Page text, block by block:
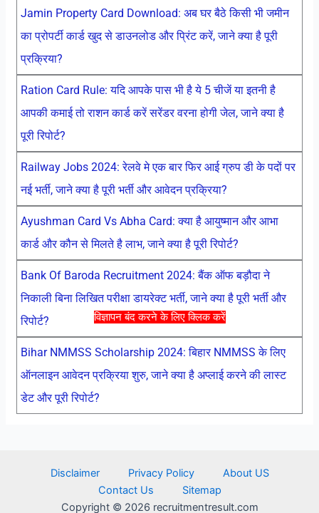
विज्ञापन बंद करने के लिए क्लिक करें
Jamin Property Card Download: अब घर बैठे किसी भी जमीन
का प्रोपर्टी कार्ड खुद से डाउनलोड और प्रिंट करें, जाने क्या है पूरी
प्रक्रिया?
Ration Card Rule: यदि आपके पास भी है ये 5 चीजें या इतनी है
आपकी कमाई तो राशन कार्ड करें सरेंडर वरना होगी जेल, जाने क्या है
पूरी रिपोर्ट?
Railway Jobs 2024: रेलवे मे एक बार फिर आई ग्रुप डी के पदों पर
नई भर्ती, जाने क्या है पूरी भर्ती और आवेदन प्रक्रिया?
Ayushman Card Vs Abha Card: क्या है आयुष्मान और आभा
कार्ड और कौन से मिलते है लाभ, जाने क्या है पूरी रिपोर्ट?
Bank Of Baroda Recruitment 2024: बैंक ऑफ बड़ौदा ने
निकाली बिना लिखित परीक्षा डायरेक्ट भर्ती, जाने क्या है पूरी भर्ती और
रिपोर्ट?
Bihar NMMSS Scholarship 2024: बिहार NMMSS के लिए
ऑनलाइन आवेदन प्रक्रिया शुरु, जाने क्या है अप्लाई करने की लास्ट
डेट और पूरी रिपोर्ट?
Disclaimer Privacy Policy
About US
Contact Us
Sitemap
Copyright © 2026 recruitmentresult.com